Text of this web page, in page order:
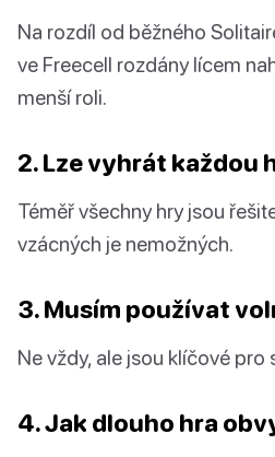
Na rozdíl od běžného
ve Freecell rozdány lícem
menší roli.
2. Lze vyhrát každou
Téměř všechny hry jsou
vzácných je nemožných.
3. Musím používat
Ne vždy, ale jsou klíčové pro
4. Jak dlouho hra